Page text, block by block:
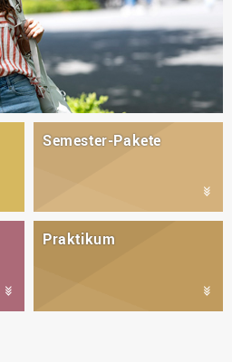
Semester-Pakete
Praktikum